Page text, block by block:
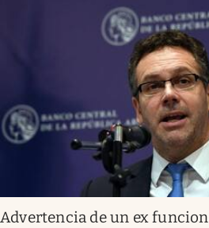
Advertencia de un ex